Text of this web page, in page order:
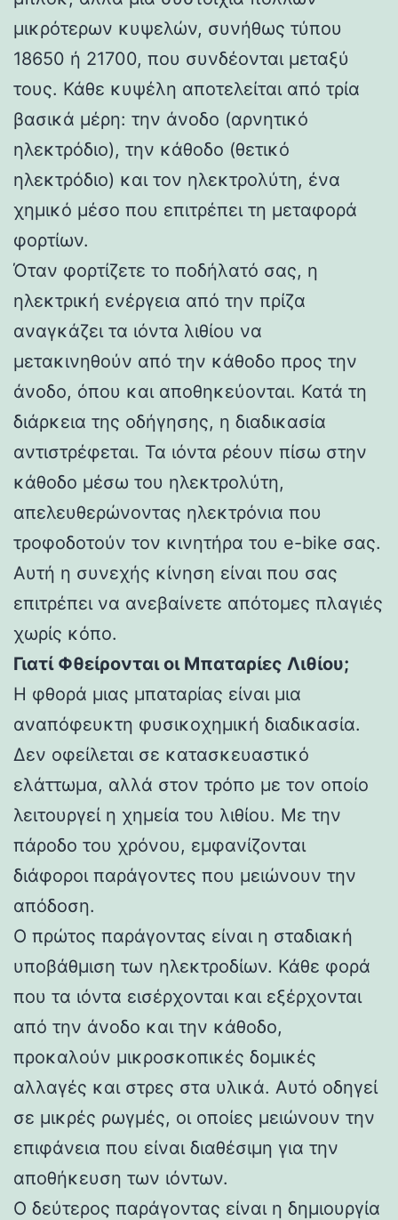
μικρότερων κυψελών, συνήθως τύπου
18650 ή 21700, που συνδέονται μεταξύ
τους. Κάθε κυψέλη αποτελείται από τρία
βασικά μέρη: την άνοδο (αρνητικό
ηλεκτρόδιο), την κάθοδο (θετικό
ηλεκτρόδιο) και τον ηλεκτρολύτη, ένα
χημικό μέσο που επιτρέπει τη μεταφορά
φορτίων.
Όταν φορτίζετε το ποδήλατό σας, η
ηλεκτρική ενέργεια από την πρίζα
αναγκάζει τα ιόντα λιθίου να
μετακινηθούν από την κάθοδο προς την
άνοδο, όπου και αποθηκεύονται. Κατά τη
διάρκεια της οδήγησης, η διαδικασία
αντιστρέφεται. Τα ιόντα ρέουν πίσω στην
κάθοδο μέσω του ηλεκτρολύτη,
απελευθερώνοντας ηλεκτρόνια που
τροφοδοτούν τον κινητήρα του e-bike σας.
Αυτή η συνεχής κίνηση είναι που σας
επιτρέπει να ανεβαίνετε απότομες πλαγιές
χωρίς κόπο.
Γιατί Φθείρονται οι Μπαταρίες Λιθίου;
Η φθορά μιας μπαταρίας είναι μια
αναπόφευκτη φυσικοχημική διαδικασία.
Δεν οφείλεται σε κατασκευαστικό
ελάττωμα, αλλά στον τρόπο με τον οποίο
λειτουργεί η χημεία του λιθίου. Με την
πάροδο του χρόνου, εμφανίζονται
διάφοροι παράγοντες που μειώνουν την
απόδοση.
Ο πρώτος παράγοντας είναι η σταδιακή
υποβάθμιση των ηλεκτροδίων. Κάθε φορά
που τα ιόντα εισέρχονται και εξέρχονται
από την άνοδο και την κάθοδο,
προκαλούν μικροσκοπικές δομικές
αλλαγές και στρες στα υλικά. Αυτό οδηγεί
σε μικρές ρωγμές, οι οποίες μειώνουν την
επιφάνεια που είναι διαθέσιμη για την
αποθήκευση των ιόντων.
Ο δεύτερος παράγοντας είναι η δημιουργία